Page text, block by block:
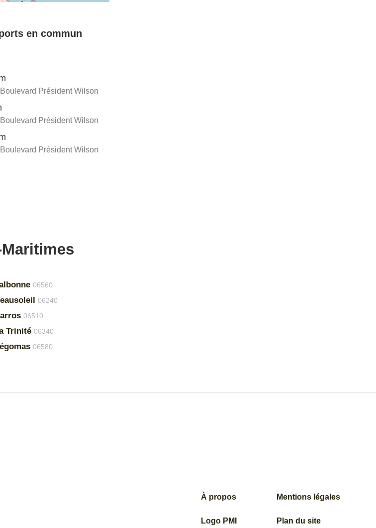
en commun
Président Wilson
Président Wilson
Président Wilson
06560
06240
06510
Trinité 06340
06580
À propos Mentions légales
Logo PMI Plan du site